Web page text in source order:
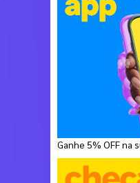
Ganhe 5% OFF na